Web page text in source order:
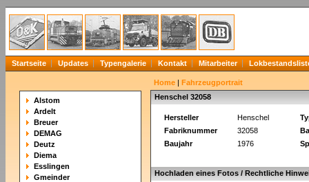
Startseite Updates Typengalerie Kontakt Mitarbeiter
Alstom
Ardelt
Breuer
DEMAG
Deutz
Diema
Esslingen
Gmeinder
Home | Fahrzeugportrait
Henschel 32058
Hersteller Henschel
Fabriknummer
32058
Baujahr
1976
Hochladen eines Fotos / Rechtliche